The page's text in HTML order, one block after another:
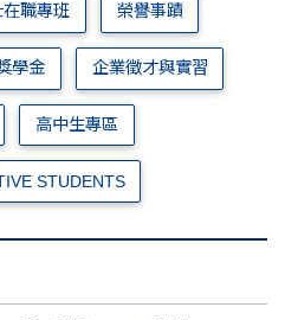
在職專班 榮譽事蹟
學金 企業徵才與實習
高中生專區
STUDENTS